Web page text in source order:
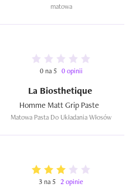
matowa
0 na 5 0 opinii
La Biosthetique
Matowa Pasta Do Układania Włosów
3 na 5 2 opinie